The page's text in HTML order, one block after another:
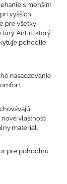
s menším
vyšších
pre všetky
AirFit, ktorý
pohodlie
nasadzovanie
vlastnosti
materiál.
pre pohodlnú